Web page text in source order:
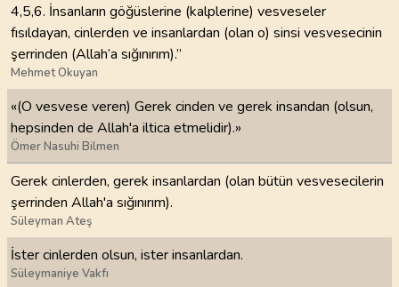
4,5,6. İnsanların göğüslerine (kalplerine) vesveseler
fısıldayan, cinlerden ve insanlardan (olan o) sinsi vesvesecinin
şerrinden (Allah’a sığınırım).”
Mehmet Okuyan
«(O vesvese veren) Gerek cinden ve gerek insandan (olsun,
hepsinden de Allah'a iltica etmelidir).»
Ömer Nasuhi Bilmen
Gerek cinlerden, gerek insanlardan (olan bütün vesvesecilerin
şerrinden Allah'a sığınırım).
Süleyman Ateş
İster cinlerden olsun, ister insanlardan.
Süleymaniye Vakfı